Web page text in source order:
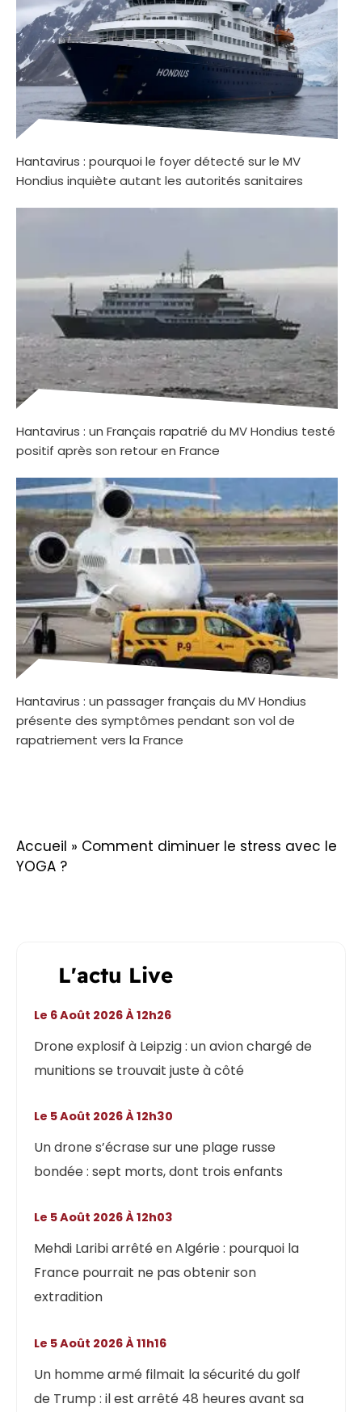
Hantavirus : pourquoi le foyer détecté sur le MV
Hondius inquiète autant les autorités sanitaires
Hantavirus : un Français rapatrié du MV Hondius testé
positif après son retour en France
Hantavirus : un passager français du MV Hondius
présente des symptômes pendant son vol de
rapatriement vers la France
Accueil » Comment diminuer le stress avec le
YOGA ?
L'actu Live
Drone explosif à Leipzig : un avion chargé de
munitions se trouvait juste à côté
Le 6 Août 2026 À 12h26
Un drone s’écrase sur une plage russe
bondée : sept morts, dont trois enfants
Le 5 Août 2026 À 12h30
Mehdi Laribi arrêté en Algérie : pourquoi la
France pourrait ne pas obtenir son
extradition
Le 5 Août 2026 À 12h03
Un homme armé filmait la sécurité du golf
de Trump : il est arrêté 48 heures avant sa
Le 5 Août 2026 À 11h16